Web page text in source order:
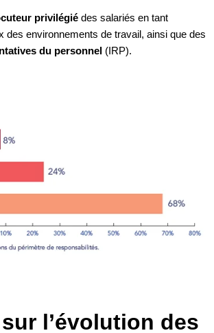
privilégié des salariés en tant
des environnements de travail, ainsi que des
du personnel (IRP).
l’évolution des